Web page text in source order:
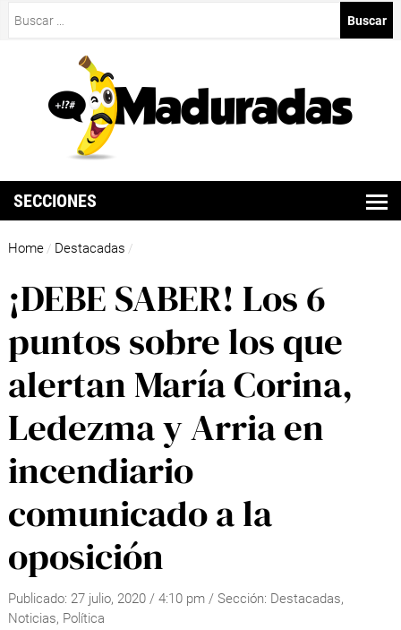
SECCIONES
Home / Destacadas /
¡DEBE SABER! Los 6
puntos sobre los que
alertan María Corina,
Ledezma y Arria en
incendiario
comunicado a la
oposición
Publicado: 27 julio, 2020/ 4:10 pm / Sección: Destacadas,
Noticias, Política